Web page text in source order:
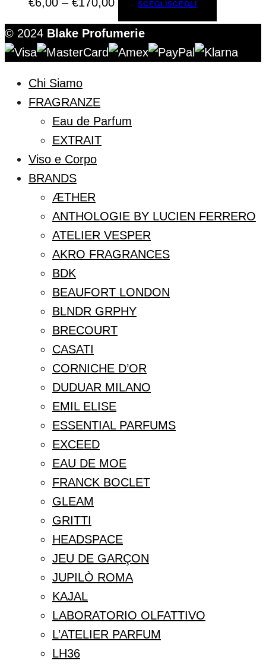
SCEGLISCEGLI
© 2024 Blake Profumerie
Chi Siamo
FRAGRANZE
Eau de Parfum
EXTRAIT
Viso e Corpo
BRANDS
ÆTHER
ANTHOLOGIE BY LUCIEN FERRERO
ATELIER VESPER
AKRO FRAGRANCES
BDK
BEAUFORT LONDON
BLNDR GRPHY
BRECOURT
CASATI
CORNICHE D’OR
DUDUAR MILANO
EMIL ELISE
ESSENTIAL PARFUMS
EXCEED
EAU DE MOE
FRANCK BOCLET
GLEAM
GRITTI
HEADSPACE
JEU DE GARÇON
JUPILÒ ROMA
KAJAL
LABORATORIO OLFATTIVO
L’ATELIER PARFUM
LH36